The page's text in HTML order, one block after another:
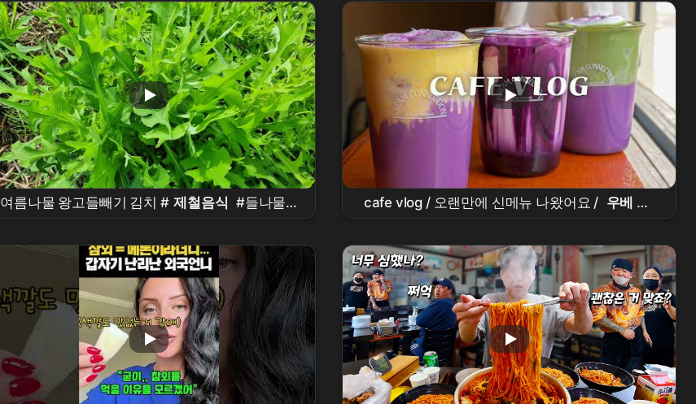
여름나물 왕고들빼기 김치 # 제철음식 #들나물 #
반찬 #koreanfood
cafe vlog / 오랜만에 신메뉴 나왔어요 / 우베 라
떼 / 우베 말차 / 우베 고구마 / 우베 아인슈페
음료 / 카페메뉴